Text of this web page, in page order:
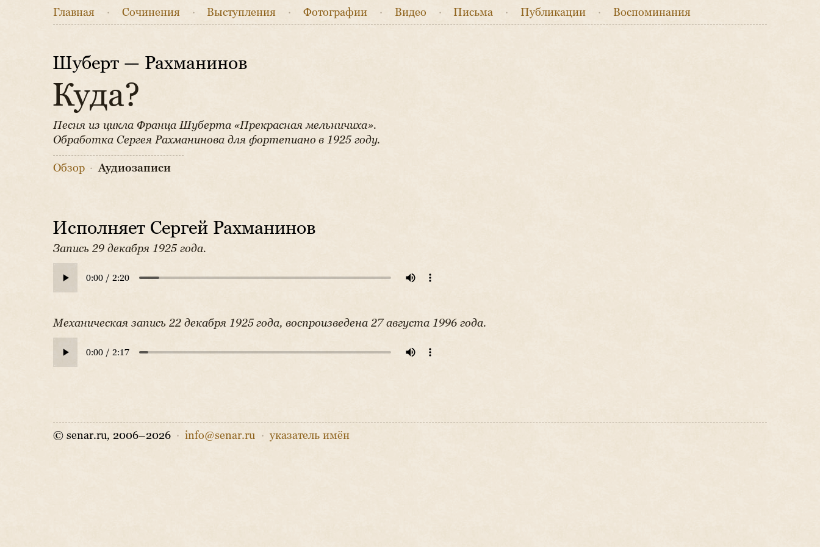
Главная · Сочинения · Выступления · Фотографии · Видео · Письма · Публикации · Воспоминания
Шуберт — Рахманинов
Куда?
Песня из цикла Франца Шуберта «Прекрасная мельничиха».
Обработка Сергея Рахманинова для фортепиано в 1925 году.
Обзор · Аудиозаписи
Исполняет Сергей Рахманинов
Запись 29 декабря 1925 года.
Механическая запись 22 декабря 1925 года, воспроизведена 27 августа 1996 года.
© senar.ru, 2006–2026 · info@senar.ru · указатель имён